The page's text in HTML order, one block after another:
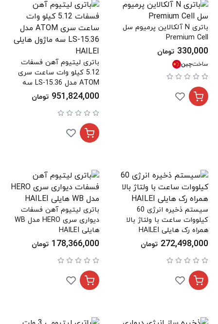
باتری N آلکالاین پرمیوم سل
Premium Cell
330,000 تومان
ساختچین
باتری لیتیوم آهن فسفات
5.12 کیلو وات ساعت سری
ATOM مدل LS-15.36 سه
ماژول هایلی HAILEI
951,824,000 تومان
سیستم ذخیره انرژی 60
کیلووات ساعت با ولتاژ بالا
همراه رک هایلی HAILEI
272,498,000 تومان
باتری لیتیوم آهن فسفات
دیواری سری HERO مدل WB
هایلی HAILEI
178,366,000 تومان